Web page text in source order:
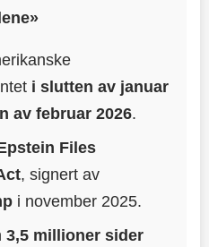
i slutten av januar
av februar 2026.
Files
, signert av
i november 2025.
3,5 millioner sider